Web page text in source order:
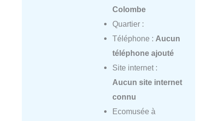
Colombe
Quartier :
Téléphone : Aucun
téléphone ajouté
Site internet :
Aucun site internet
connu
Ecomusée à